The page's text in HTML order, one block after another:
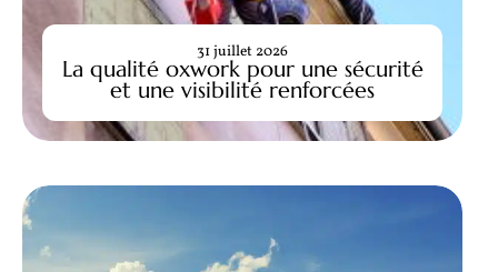
La qualité oxwork pour une sécurité
et une visibilité renforcées
31 juillet 2026